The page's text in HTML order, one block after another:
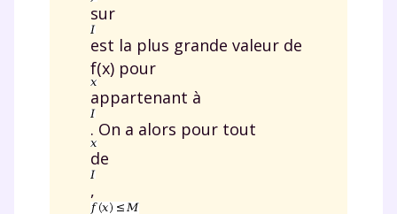
sur
est la plus grande valeur de
f(x) pour
appartenant à
. On a alors pour tout
de
,